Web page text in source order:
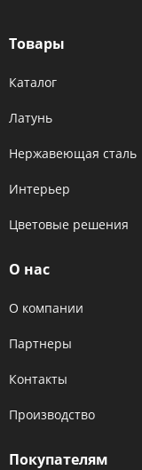
Товары
Каталог
Латунь
Нержавеющая сталь
Интерьер
Цветовые решения
О нас
О компании
Партнеры
Контакты
Производство
Покупателям